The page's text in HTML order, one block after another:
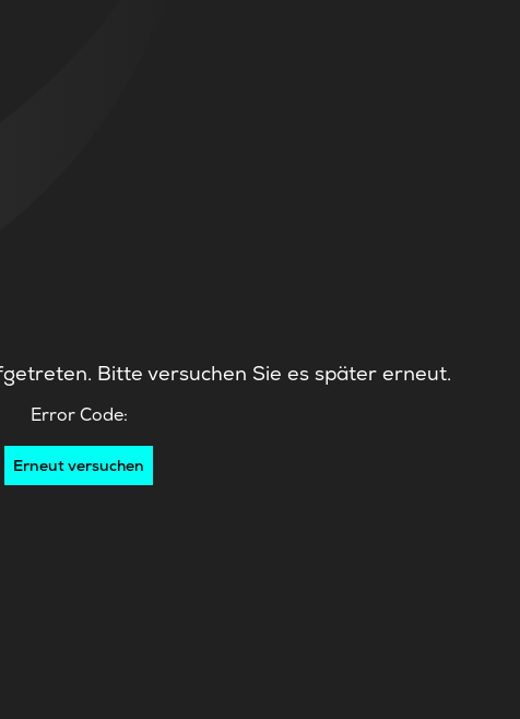
Bitte versuchen Sie es später erneut.
Error Code:
Erneut versuchen